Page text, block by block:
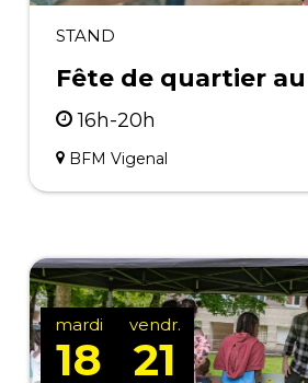
STAND
Fête de quartier
16h-20h
BFM Vigenal
mardi
18
vendr.
21